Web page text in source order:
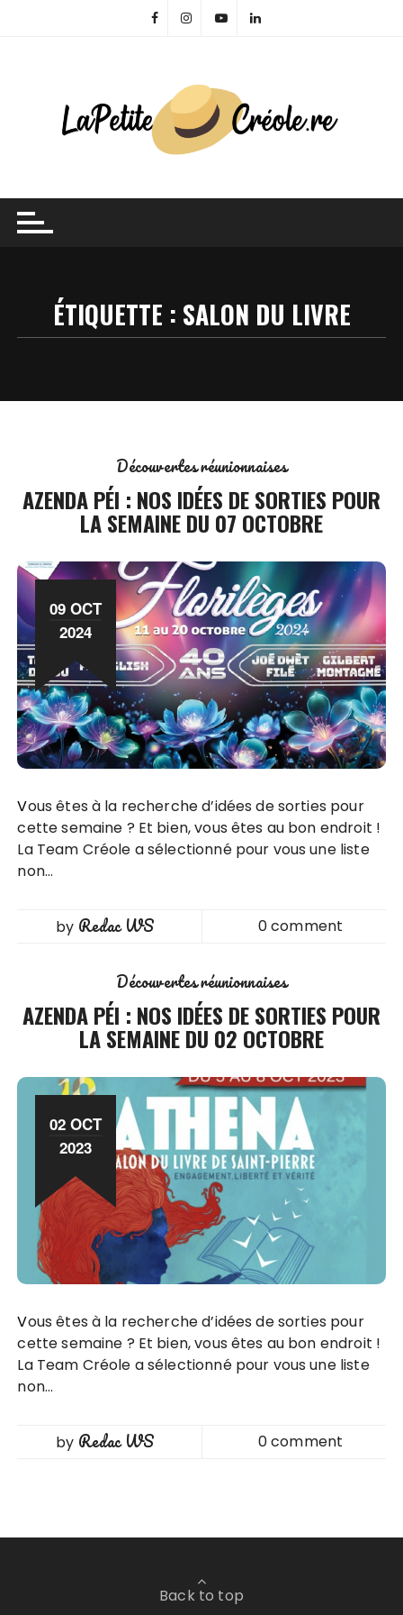
ÉTIQUETTE : SALON DU LIVRE
Découvertes réunionnaises
AZENDA PÉI : NOS IDÉES DE SORTIES POUR
LA SEMAINE DU 07 OCTOBRE
09 OCT
2024
Vous êtes à la recherche d’idées de sorties pour
cette semaine ? Et bien, vous êtes au bon endroit !
La Team Créole a sélectionné pour vous une liste
non…
by Redac WS 0 comment
Découvertes réunionnaises
AZENDA PÉI : NOS IDÉES DE SORTIES POUR
LA SEMAINE DU 02 OCTOBRE
02 OCT
2023
Vous êtes à la recherche d’idées de sorties pour
cette semaine ? Et bien, vous êtes au bon endroit !
La Team Créole a sélectionné pour vous une liste
non…
by Redac WS 0 comment
Back to top